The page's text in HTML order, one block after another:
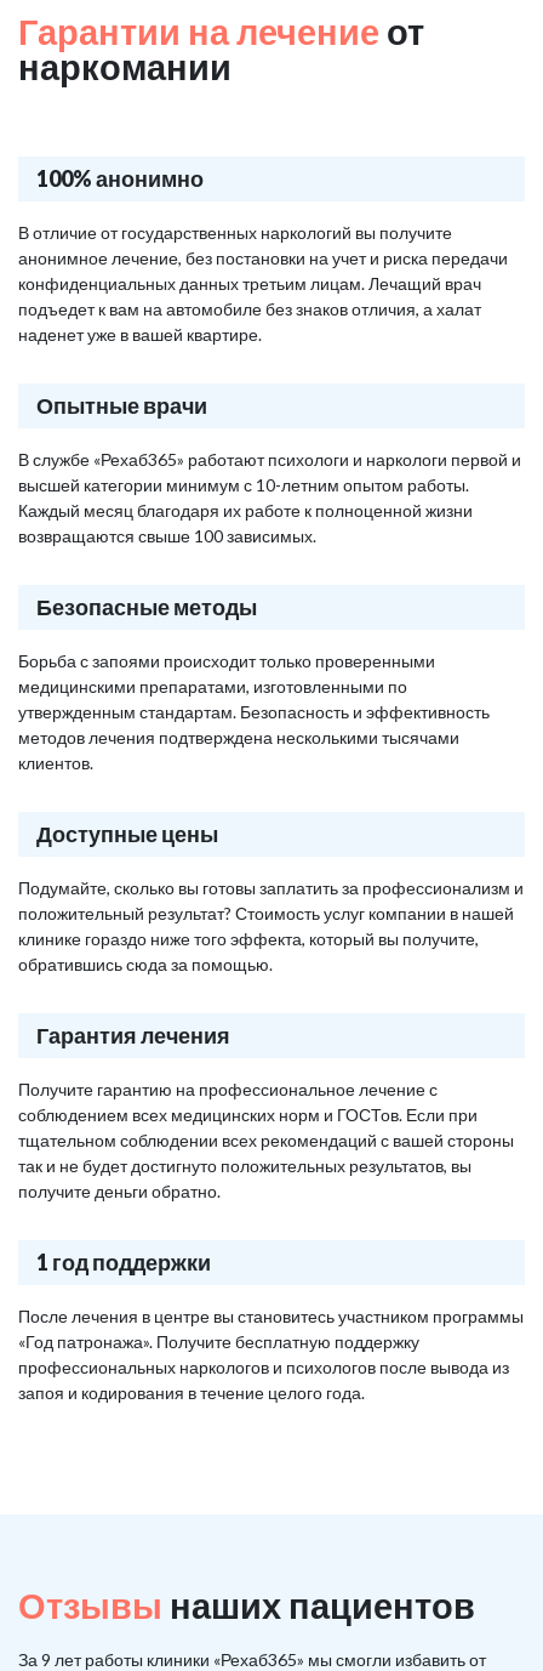
Гарантии на лечение от
наркомании
100% анонимно
В отличие от государственных наркологий вы получите
анонимное лечение, без постановки на учет и риска передачи
конфиденциальных данных третьим лицам. Лечащий врач
подъедет к вам на автомобиле без знаков отличия, а халат
наденет уже в вашей квартире.
Опытные врачи
В службе «Рехаб365» работают психологи и наркологи первой и
высшей категории минимум с 10-летним опытом работы.
Каждый месяц благодаря их работе к полноценной жизни
возвращаются свыше 100 зависимых.
Безопасные методы
Борьба с запоями происходит только проверенными
медицинскими препаратами, изготовленными по
утвержденным стандартам. Безопасность и эффективность
методов лечения подтверждена несколькими тысячами
клиентов.
Доступные цены
Подумайте, сколько вы готовы заплатить за профессионализм и
положительный результат? Стоимость услуг компании в нашей
клинике гораздо ниже того эффекта, который вы получите,
обратившись сюда за помощью.
Гарантия лечения
Получите гарантию на профессиональное лечение с
соблюдением всех медицинских норм и ГОСТов. Если при
тщательном соблюдении всех рекомендаций с вашей стороны
так и не будет достигнуто положительных результатов, вы
получите деньги обратно.
1 год поддержки
После лечения в центре вы становитесь участником программы
«Год патронажа». Получите бесплатную поддержку
профессиональных наркологов и психологов после вывода из
запоя и кодирования в течение целого года.
Отзывы наших пациентов
За 9 лет работы клиники «Рехаб365» мы смогли избавить от